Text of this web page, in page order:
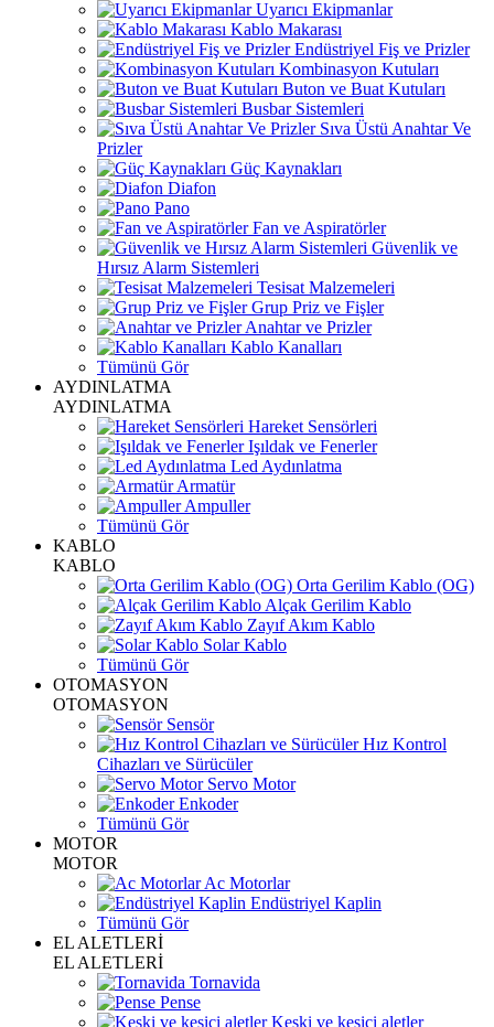
Uyarıcı Ekipmanlar
Kablo Makarası
Endüstriyel Fiş ve Prizler
Kombinasyon Kutuları
Buton ve Buat Kutuları
Busbar Sistemleri
Sıva Üstü Anahtar Ve
Prizler
Güç Kaynakları
Diafon
Pano
Fan ve Aspiratörler
Güvenlik ve
Hırsız Alarm Sistemleri
Tesisat Malzemeleri
Grup Priz ve Fişler
Anahtar ve Prizler
Kablo Kanalları
Tümünü Gör
AYDINLATMA
AYDINLATMA
Hareket Sensörleri
Işıldak ve Fenerler
Led Aydınlatma
Armatür
Ampuller
Tümünü Gör
KABLO
KABLO
Orta Gerilim Kablo (OG)
Alçak Gerilim Kablo
Zayıf Akım Kablo
Solar Kablo
Tümünü Gör
OTOMASYON
OTOMASYON
Sensör
Hız Kontrol
Cihazları ve Sürücüler
Servo Motor
Enkoder
Tümünü Gör
MOTOR
MOTOR
Ac Motorlar
Endüstriyel Kaplin
Tümünü Gör
EL ALETLERİ
EL ALETLERİ
Tornavida
Pense
Keski ve kesici aletler